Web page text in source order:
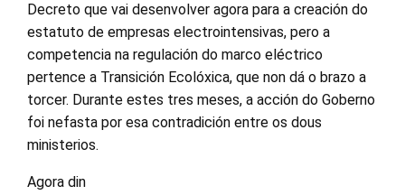
Decreto que vai desenvolver agora para a creación do
estatuto de empresas electrointensivas, pero a
competencia na regulación do marco eléctrico
pertence a Transición Ecolóxica, que non dá o brazo a
torcer. Durante estes tres meses, a acción do Goberno
foi nefasta por esa contradición entre os dous
ministerios.
Agora din